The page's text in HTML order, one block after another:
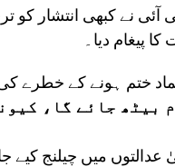
آئی نے کبھی انتشار
پیغام دیا۔
ختم ہونے کے خطرے
عدالتوں میں چیلنج